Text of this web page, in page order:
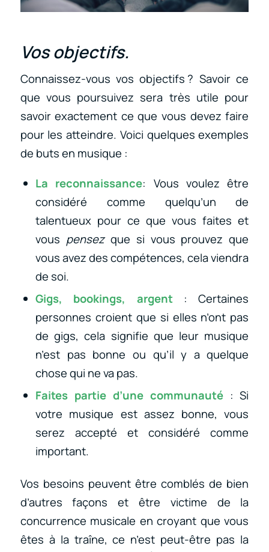
Vos objectifs.
Connaissez-vous vos objectifs ? Savoir ce
que vous poursuivez sera très utile pour
savoir exactement ce que vous devez faire
pour les atteindre. Voici quelques exemples
de buts en musique :
La reconnaissance: Vous voulez être
considéré comme quelqu’un de
talentueux pour ce que vous faites et
vous pensezque si vous prouvez que
vous avez des compétences, cela viendra
de soi.
Gigs, bookings, argent : Certaines
personnes croient que si elles n’ont pas
de gigs, cela signifie que leur musique
n’est pas bonne ou qu’il y a quelque
chose qui ne va pas.
Faites partie d’une communauté: Si
votre musique est assez bonne, vous
serez accepté et considéré comme
important.
Vos besoins peuvent être comblés de bien
d’autres façons et être victime de la
concurrence musicale en croyant que vous
êtes à la traîne, ce n’est peut-être pas la